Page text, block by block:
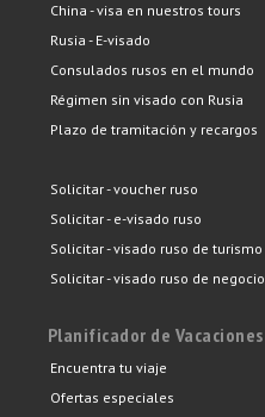
China - visa en nuestros tours
Rusia - E-visado
Consulados rusos en el mundo
Régimen sin visado con Rusia
Plazo de tramitación y recargos
Solicitar - voucher ruso
Solicitar - e-visado ruso
Solicitar - visado ruso de turismo
Solicitar - visado ruso de negocio
Planificador de Vacaciones
Encuentra tu viaje
Ofertas especiales